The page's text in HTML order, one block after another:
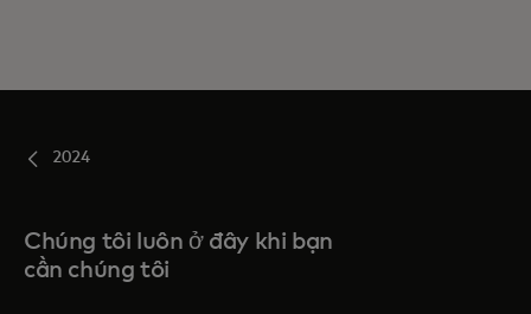
2024
Chúng tôi luôn ở đây khi bạn
cần chúng tôi